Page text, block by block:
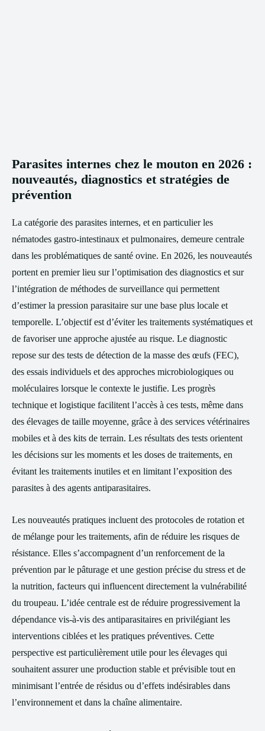
Parasites internes chez le mouton en 2026 :
nouveautés, diagnostics et stratégies de
prévention
La catégorie des parasites internes, et en particulier les
nématodes gastro-intestinaux et pulmonaires, demeure centrale
dans les problématiques de santé ovine. En 2026, les nouveautés
portent en premier lieu sur l’optimisation des diagnostics et sur
l’intégration de méthodes de surveillance qui permettent
d’estimer la pression parasitaire sur une base plus locale et
temporelle. L’objectif est d’éviter les traitements systématiques et
de favoriser une approche ajustée au risque. Le diagnostic
repose sur des tests de détection de la masse des œufs (FEC),
des essais individuels et des approches microbiologiques ou
moléculaires lorsque le contexte le justifie. Les progrès
technique et logistique facilitent l’accès à ces tests, même dans
des élevages de taille moyenne, grâce à des services vétérinaires
mobiles et à des kits de terrain. Les résultats des tests orientent
les décisions sur les moments et les doses de traitements, en
évitant les traitements inutiles et en limitant l’exposition des
parasites à des agents antiparasitaires.
Les nouveautés pratiques incluent des protocoles de rotation et
de mélange pour les traitements, afin de réduire les risques de
résistance. Elles s’accompagnent d’un renforcement de la
prévention par le pâturage et une gestion précise du stress et de
la nutrition, facteurs qui influencent directement la vulnérabilité
du troupeau. L’idée centrale est de réduire progressivement la
dépendance vis-à-vis des antiparasitaires en privilégiant les
interventions ciblées et les pratiques préventives. Cette
perspective est particulièrement utile pour les élevages qui
souhaitent assurer une production stable et prévisible tout en
minimisant l’entrée de résidus ou d’effets indésirables dans
l’environnement et dans la chaîne alimentaire.